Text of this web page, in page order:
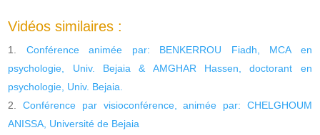
Vidéos similaires :
Conférence animée par: BENKERROU Fiadh, MCA en
psychologie, Univ. Bejaia & AMGHAR Hassen, doctorant en
psychologie, Univ. Bejaia.
Conférence par visioconférence, animée par: CHELGHOUM
ANISSA, Université de Bejaia